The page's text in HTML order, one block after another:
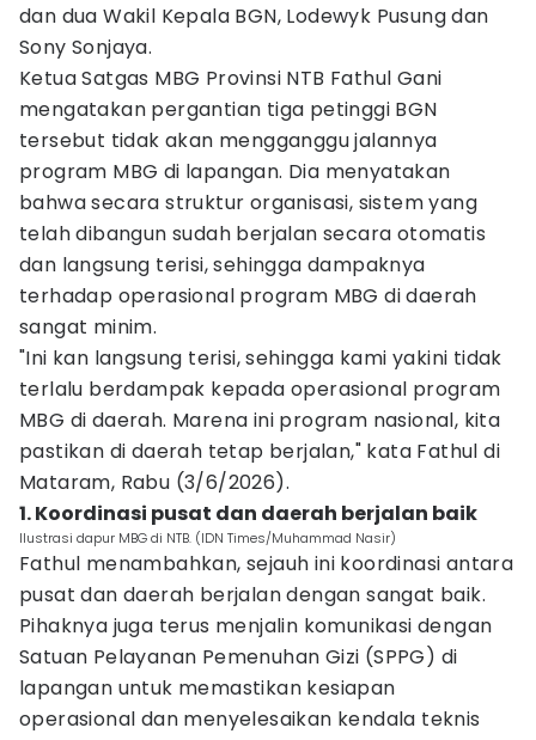
dan dua Wakil Kepala BGN, Lodewyk Pusung dan
Sony Sonjaya.
Ketua Satgas MBG Provinsi NTB Fathul Gani
mengatakan pergantian tiga petinggi BGN
tersebut tidak akan mengganggu jalannya
program MBG di lapangan. Dia menyatakan
bahwa secara struktur organisasi, sistem yang
telah dibangun sudah berjalan secara otomatis
dan langsung terisi, sehingga dampaknya
terhadap operasional program MBG di daerah
sangat minim.
"Ini kan langsung terisi, sehingga kami yakini tidak
terlalu berdampak kepada operasional program
MBG di daerah. Marena ini program nasional, kita
pastikan di daerah tetap berjalan," kata Fathul di
Mataram, Rabu (3/6/2026).
1. Koordinasi pusat dan daerah berjalan baik
Ilustrasi dapur MBG di NTB. (IDN Times/Muhammad Nasir)
Fathul menambahkan, sejauh ini koordinasi antara
pusat dan daerah berjalan dengan sangat baik.
Pihaknya juga terus menjalin komunikasi dengan
Satuan Pelayanan Pemenuhan Gizi (SPPG) di
lapangan untuk memastikan kesiapan
operasional dan menyelesaikan kendala teknis